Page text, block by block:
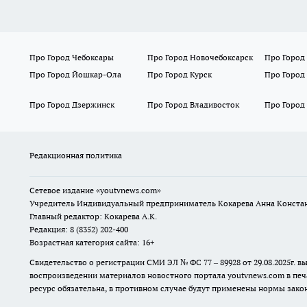
Про Город Чебоксары Про Город Новочебоксарск Про Город
Про Город Йошкар-Ола
Про Город Курск Про
Про Город Дзержинск
Про Город Владивосток Про Город
Редакционная политика
Сетевое издание «youtvnews.com»
Учредитель Индивидуальный предприниматель Кокарева Анна
Главный редактор: Кокарева А.К.
Редакция: 8 (8352) 202-400
Возрастная категория сайта: 16+
Свидетельство о регистрации СМИ ЭЛ № ФС 77 – 89928 от
воспроизведении материалов новостного портала youtvnews.com в
ресурс обязательна, в противном случае будут применены нормы